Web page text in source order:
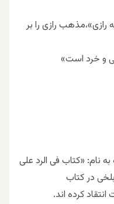
رازی»،مذهب رازی را بر
به نام: «کتاب فی الرد على
در کتاب
انتقاد کرده اند.